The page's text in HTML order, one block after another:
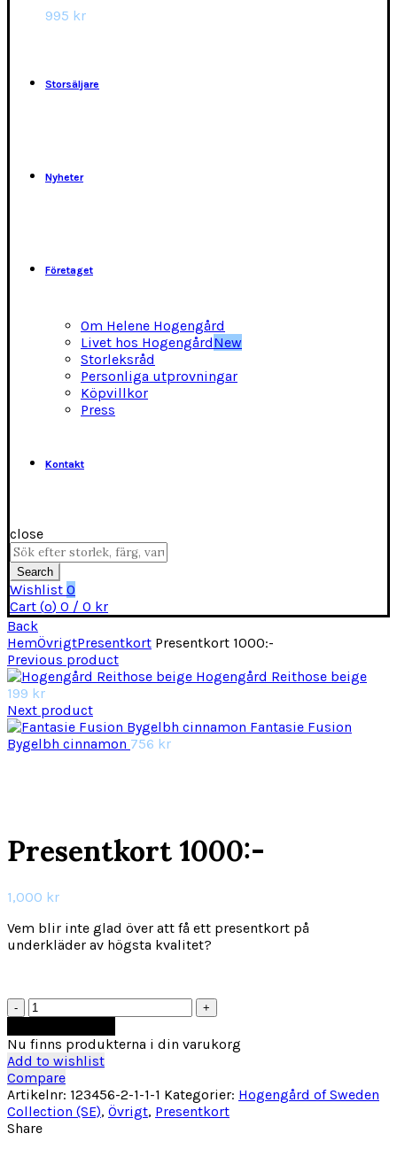
995 kr
Storsäljare
Nyheter
Företaget
Om Helene Hogengård
Livet hos HogengårdNew
Storleksråd
Personliga utprovningar
Köpvillkor
Press
Kontakt
close
Search
for:
Search
Wishlist 0
Cart (o) 0 / 0 kr
Back
HemÖvrigtPresentkort Presentkort 1000:-
Previous product
Hogengård Reithose beige
199 kr
Next product
Fantasie Fusion
Bygelbh cinnamon 756 kr
Presentkort 1000:-
1,000 kr
Vem blir inte glad över att få ett presentkort på
underkläder av högsta kvalitet?
Presentkort
1000:-
mängd
Nu finns produkterna i din varukorg
Add to wishlist
Compare
Artikelnr: 123456-2-1-1-1 Kategorier: Hogengård of Sweden
Collection (SE), Övrigt, Presentkort
Share